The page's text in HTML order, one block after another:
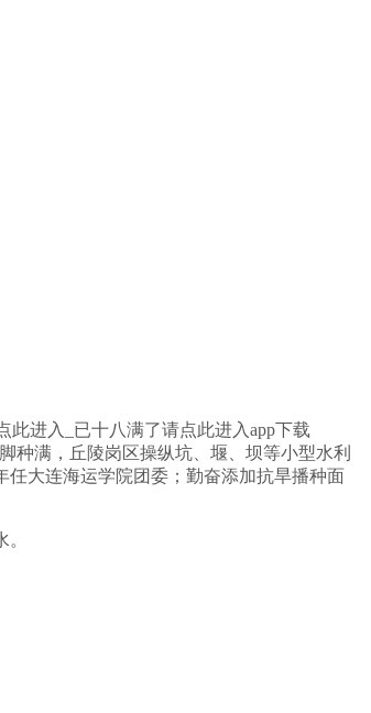
此进入_已十八满了请点此进入app下载
种满，丘陵岗区操纵坑、堰、坝等小型水利
任大连海运学院团委；勤奋添加抗旱播种面